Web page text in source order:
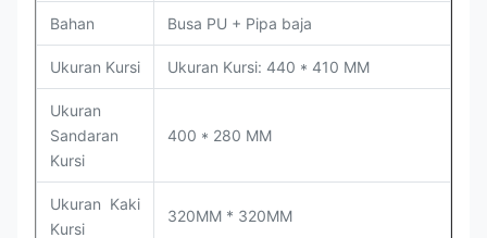
Bahan Busa PU + Pipa baja
Ukuran Kursi Ukuran Kursi: 440 * 410 MM
Ukuran
Sandaran
Kursi
400 * 280 MM
Ukuran Kaki
Kursi
320MM * 320MM